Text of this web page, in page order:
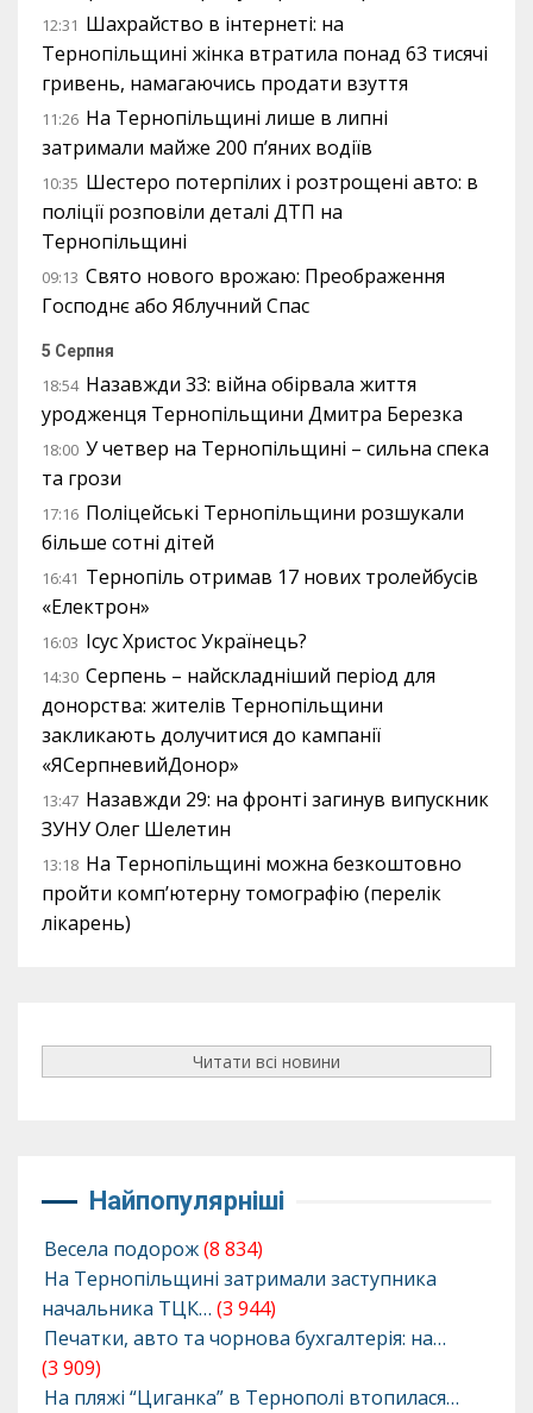
12:31 Шахрайство в інтернеті: на
Тернопільщині жінка втратила понад 63 тисячі
гривень, намагаючись продати взуття
11:26 На Тернопільщині лише в липні
затримали майже 200 п’яних водіїв
10:35 Шестеро потерпілих і розтрощені авто: в
поліції розповіли деталі ДТП на
Тернопільщині
09:13 Свято нового врожаю: Преображення
Господнє або Яблучний Спас
5 Серпня
18:54 Назавжди 33: війна обірвала життя
уродженця Тернопільщини Дмитра Березка
18:00 У четвер на Тернопільщині – сильна спека
та грози
17:16 Поліцейські Тернопільщини розшукали
більше сотні дітей
16:41 Тернопіль отримав 17 нових тролейбусів
«Електрон»
16:03 Ісус Христос Українець?
14:30 Серпень – найскладніший період для
донорства: жителів Тернопільщини
закликають долучитися до кампанії
«ЯСерпневийДонор»
13:47 Назавжди 29: на фронті загинув випускник
ЗУНУ Олег Шелетин
13:18 На Тернопільщині можна безкоштовно
пройти комп’ютерну томографію (перелік
лікарень)
Читати всі новини
Найпопулярніші
Весела подорож(8 834)
На Тернопільщині затримали заступника
начальника ТЦК… (3 944)
Печатки, авто та чорнова бухгалтерія: на…
(3 909)
На пляжі “Циганка” в Тернополі втопилася…